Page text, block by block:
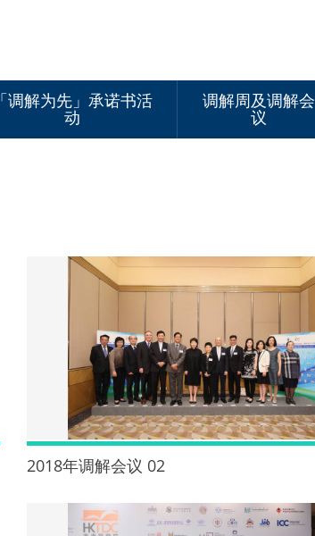
「调解为先」承诺书活
动
调解周及调解会
议
2018年调解会议 02